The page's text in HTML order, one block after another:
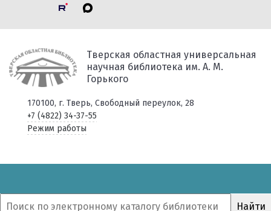
Тверская областная универсальная
научная библиотека им. А. М.
Горького
170100, г. Тверь, Свободный переулок, 28
+7 (4822) 34-37-55
Режим работы